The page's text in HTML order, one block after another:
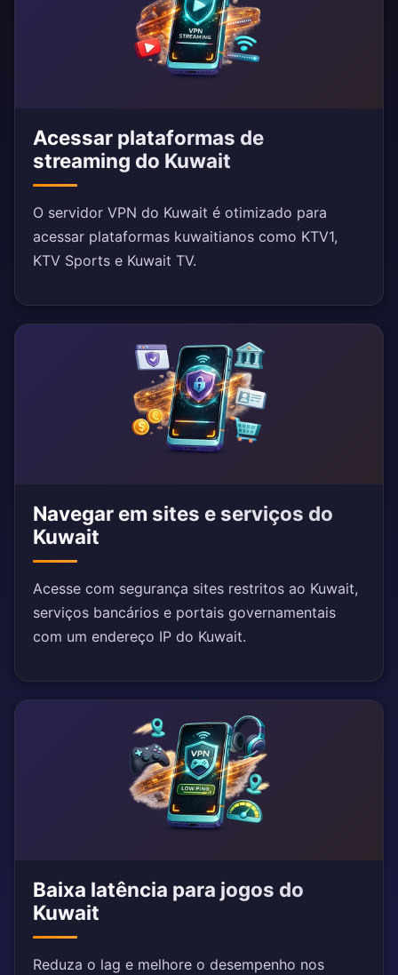
Acessar plataformas de
streaming do Kuwait
O servidor VPN do Kuwait é otimizado para
acessar plataformas kuwaitianos como KTV1,
KTV Sports e Kuwait TV.
Navegar em sites e serviços do
Kuwait
Acesse com segurança sites restritos ao Kuwait,
serviços bancários e portais governamentais
com um endereço IP do Kuwait.
Baixa latência para jogos do
Kuwait
Reduza o lag e melhore o desempenho nos